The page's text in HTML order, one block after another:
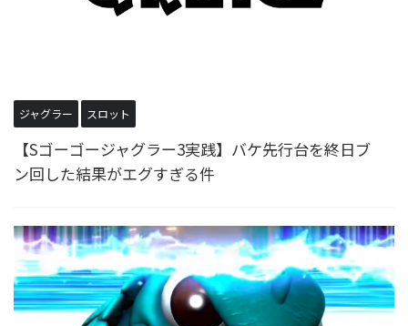
ジャグラー スロット
【Sゴーゴージャグラー3実践】バケ先行台を終日ブ
ン回した結果がエグすぎる件